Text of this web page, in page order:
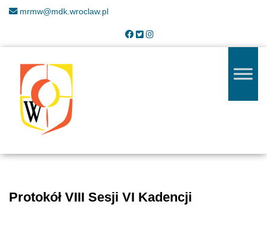
mrmw@mdk.wroclaw.pl
Protokół VIII Sesji VI Kadencji